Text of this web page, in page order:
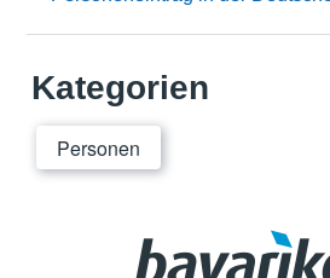
Kategorien
Personen